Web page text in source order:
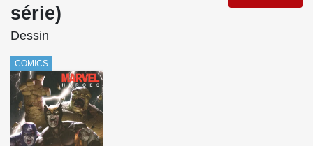
série)
Dessin
COMICS